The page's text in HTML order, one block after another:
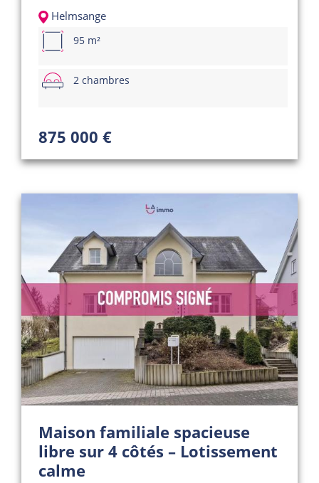
Helmsange
95 m²
2 chambres
875 000 €
Maison familiale spacieuse
libre sur 4 côtés – Lotissement
calme